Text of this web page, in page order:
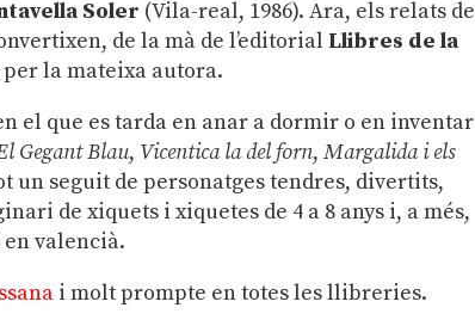
Soler (Vila-real, 1986). Ara, els relats de
de la mà de l’editorial Llibres de la
la mateixa autora.
el que es tarda en anar a dormir o en inventar
Gegant Blau, Vicentica la del forn,Margalida i els
un seguit de personatges tendres, divertits,
de xiquets i xiquetes de 4 a 8 anys i, a més,
valencià.
i molt prompte en totes les llibreries.